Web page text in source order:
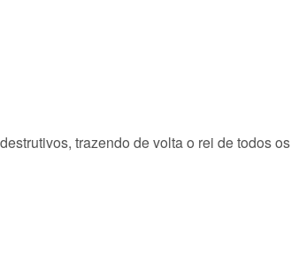
trazendo de volta o rei de todos os